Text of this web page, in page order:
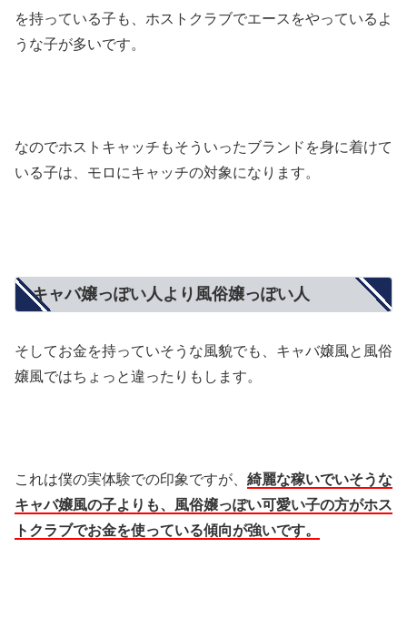
を持っている子も、ホストクラブでエースをやっているよ
うな子が多いです。
なのでホストキャッチもそういったブランドを身に着けて
いる子は、モロにキャッチの対象になります。
キャバ嬢っぽい人より風俗嬢っぽい人
そしてお金を持っていそうな風貌でも、キャバ嬢風と風俗
嬢風ではちょっと違ったりもします。
これは僕の実体験での印象ですが、 綺麗な稼いでいそうな
キャバ嬢風の子よりも、風俗嬢っぽい可愛い子の方がホス
トクラブでお金を使っている傾向が強いです。